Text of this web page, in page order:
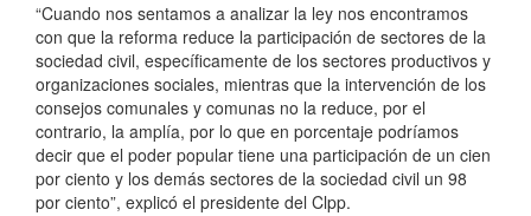
“Cuando nos sentamos a analizar la ley nos encontramos
con que la reforma reduce la participación de sectores de la
sociedad civil, específicamente de los sectores productivos y
organizaciones sociales, mientras que la intervención de los
consejos comunales y comunas no la reduce, por el
contrario, la amplía, por lo que en porcentaje podríamos
decir que el poder popular tiene una participación de un cien
por ciento y los demás sectores de la sociedad civil un 98
por ciento”, explicó el presidente del Clpp.